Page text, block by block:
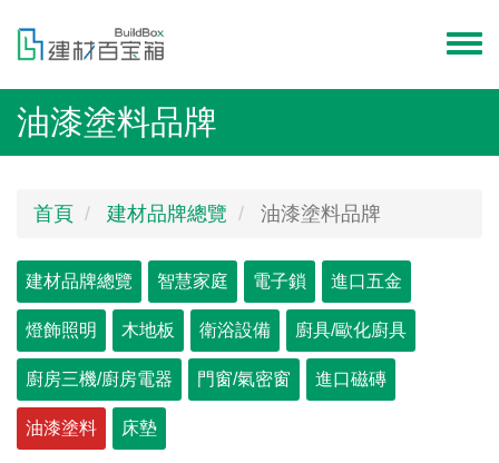
內
容
menu
油漆塗料品牌
首頁 建材品牌總覽 油漆塗料品牌
Primary
tabs
建材品牌總覽 智慧家庭 電子鎖 進口五金
燈飾照明 木地板 衛浴設備 廚具/歐化廚具
廚房三機/廚房電器 門窗/氣密窗 進口磁磚
油漆塗料
用
床墊